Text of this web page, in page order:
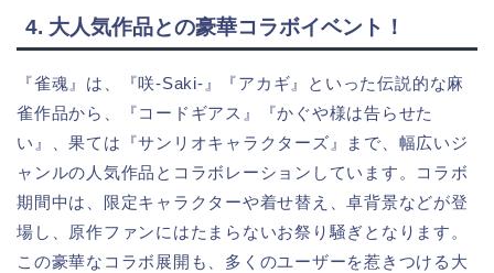
4. 大人気作品との豪華コラボイベント！
『雀魂』は、『咲-Saki-』『アカギ』といった伝説的な麻
雀作品から、『コードギアス』『かぐや様は告らせた
い』、果ては『サンリオキャラクターズ』まで、幅広いジ
ャンルの人気作品とコラボレーションしています。コラボ
期間中は、限定キャラクターや着せ替え、卓背景などが登
場し、原作ファンにはたまらないお祭り騒ぎとなります。
この豪華なコラボ展開も、多くのユーザーを惹きつける大